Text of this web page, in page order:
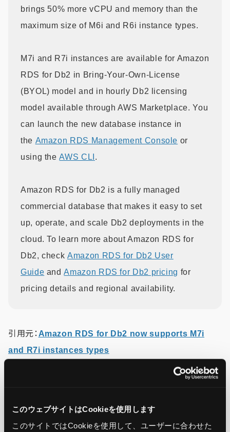
このウェブサイトはCookieを使用します
このサイトではCookieを使用して、ユーザーに合わせた
brings 50% more vCPU and memory than the
maximum size of M6i and R6i instance types.
M7i and R7i instances are available for Amazon
RDS for Db2 in Bring-Your-Own-License
(BYOL) model and in hourly Db2 licensing
model available through AWS Marketplace. You
can launch the new database instance in
the Amazon RDS Management Console or
using theAWS CLI .
Amazon RDS for Db2 is a fully managed
commercial database that makes it easy to set
up, operate, and scale Db2 deployments in the
cloud. To learn more about Amazon RDS for
Db2, checkAmazon RDS for Db2 User
Guide andAmazon RDS for Db2 pricing for
pricing details and regional availability.
引用元： Amazon RDS for Db2 now supports M7i
and R7i instances types